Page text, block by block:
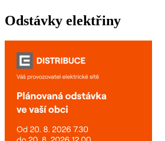
Odstávky elektřiny